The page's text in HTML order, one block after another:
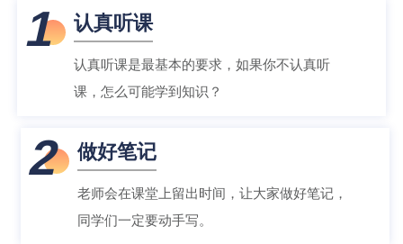
1 认真听课
认真听课是最基本的要求，如果你不认真听
课，怎么可能学到知识？
2 做好笔记
老师会在课堂上留出时间，让大家做好笔记，
同学们一定要动手写。